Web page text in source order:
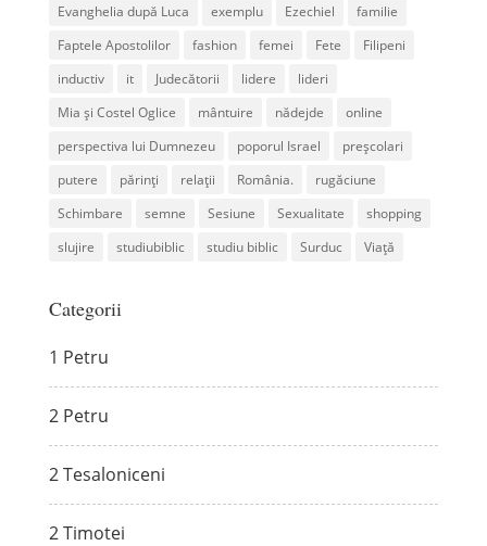
Evanghelia după Luca
exemplu Ezechiel
familie
Faptele Apostolilor
fashion femei Fete
Filipeni
inductiv
it Judecătorii lidere
lideri
Mia și Costel Oglice
mântuire nădejde
online
perspectiva lui Dumnezeu
poporul Israel
preșcolari
putere
părinți relații România.
rugăciune
Schimbare
semne Sesiune Sexualitate
shopping
slujire
studiubiblic studiu biblic Surduc Viață
Categorii
1 Petru
2 Petru
2 Tesaloniceni
2 Timotei